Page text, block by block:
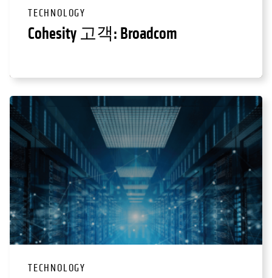
TECHNOLOGY
Cohesity 고객: Broadcom
TECHNOLOGY